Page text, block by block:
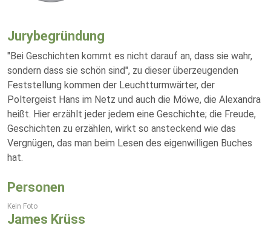
Jurybegründung
"Bei Geschichten kommt es nicht darauf an, dass sie wahr,
sondern dass sie schön sind", zu dieser überzeugenden
Feststellung kommen der Leuchtturmwärter, der
Poltergeist Hans im Netz und auch die Möwe, die Alexandra
heißt. Hier erzählt jeder jedem eine Geschichte; die Freude,
Geschichten zu erzählen, wirkt so ansteckend wie das
Vergnügen, das man beim Lesen des eigenwilligen Buches
hat.
Personen
Kein Foto
James Krüss